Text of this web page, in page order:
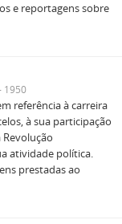
e reportagens sobre
1950
referência à carreira
à sua participação
atividade política.
prestadas ao